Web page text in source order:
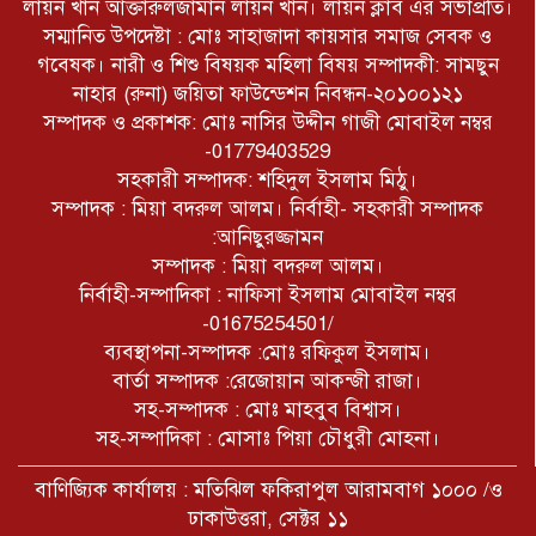
চট্টগ্রাম বাঁশখালীতে প্রধানমন্ত্রীর সফর:
হেলিপ্যাড ও জনসভাস্থল চূড়ান্ত।
ফুলতলা বহুল আলোচিত কলেজ ছাত্র
আলিফ রোহান হত্যা মামলায় ১ নং
আসামীর ১০ বছরের কারাদণ্ড।
লায়ন খাঁন আক্তারুলজামান লায়ন খাঁন। লায়ন ক্লাব এর সভাপ্রতি।
সম্মানিত উপদেষ্টা : মোঃ সাহাজাদা কায়সার সমাজ সেবক ও
গবেষক। নারী ও শিশু বিষয়ক মহিলা বিষয় সম্পাদকী: সামছুন
নাহার (রুনা) জয়িতা ফাউন্ডেশন নিবন্ধন-২০১০০১২১
সম্পাদক ও প্রকাশক: মোঃ নাসির উদ্দীন গাজী মোবাইল নম্বর
-01779403529
সহকারী সম্পাদক: শহিদুল ইসলাম মিঠু।
সম্পাদক : মিয়া বদরুল আলম। নির্বাহী- সহকারী সম্পাদক
:আনিছুরজ্জামন
সম্পাদক : মিয়া বদরুল আলম।
নির্বাহী-সম্পাদিকা : নাফিসা ইসলাম মোবাইল নম্বর
-01675254501/
ব্যবস্থাপনা-সম্পাদক :মোঃ রফিকুল ইসলাম।
বার্তা সম্পাদক :রেজোয়ান আকন্জী রাজা।
সহ-সম্পাদক : মোঃ মাহবুব বিশ্বাস।
সহ-সম্পাদিকা : মোসাঃ পিয়া চৌধুরী মোহনা।
বাণিজ্যিক কার্যালয় : মতিঝিল ফকিরাপুল আরামবাগ ১০০০ /ও
ঢাকাউত্তরা, সেক্টর ১১